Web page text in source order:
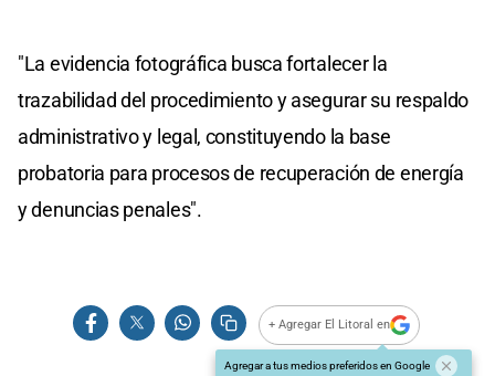
"La evidencia fotográfica busca fortalecer la
trazabilidad del procedimiento y asegurar su respaldo
administrativo y legal, constituyendo la base
probatoria para procesos de recuperación de energía
y denuncias penales".
+ Agregar El Litoral en
Agregar a tus medios preferidos en Google